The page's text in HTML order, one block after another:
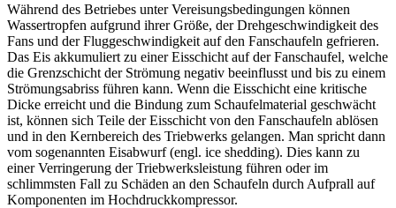
Während des Betriebes unter Vereisungsbedingungen können
Wassertropfen aufgrund ihrer Größe, der Drehgeschwindigkeit des
Fans und der Fluggeschwindigkeit auf den Fanschaufeln gefrieren.
Das Eis akkumuliert zu einer Eisschicht auf der Fanschaufel, welche
die Grenzschicht der Strömung negativ beeinflusst und bis zu einem
Strömungsabriss führen kann. Wenn die Eisschicht eine kritische
Dicke erreicht und die Bindung zum Schaufelmaterial geschwächt
ist, können sich Teile der Eisschicht von den Fanschaufeln ablösen
und in den Kernbereich des Triebwerks gelangen. Man spricht dann
vom sogenannten Eisabwurf (engl. ice shedding). Dies kann zu
einer Verringerung der Triebwerksleistung führen oder im
schlimmsten Fall zu Schäden an den Schaufeln durch Aufprall auf
Komponenten im Hochdruckkompressor.